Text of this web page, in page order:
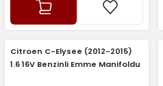
Citroen C-Elysee (2012-2015)
1.6 16V Benzinli Emme Manifoldu